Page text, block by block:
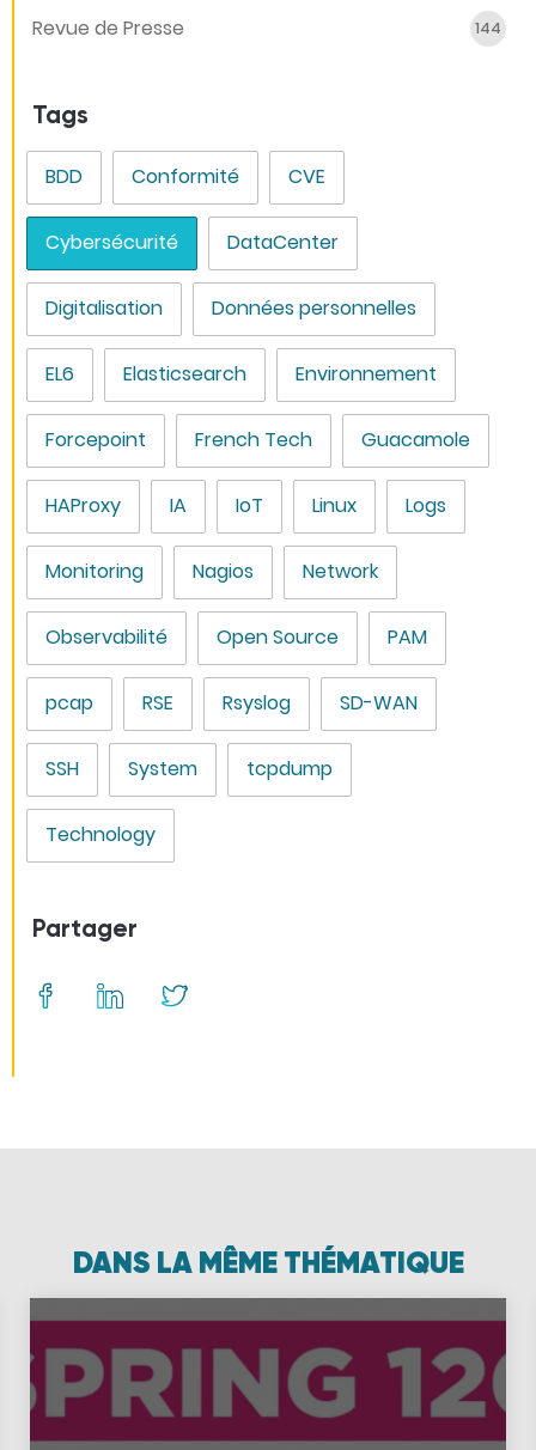
Revue de Presse 144
Tags
BDD Conformité CVE
Cybersécurité DataCenter
Digitalisation Données personnelles
EL6 Elasticsearch Environnement
Forcepoint French Tech Guacamole
HAProxy IA IoT Linux Logs
Monitoring Nagios Network
Observabilité Open Source PAM
pcap RSE Rsyslog SD-WAN
SSH System tcpdump
Technology
Partager
DANS LA MÊME THÉMATIQUE